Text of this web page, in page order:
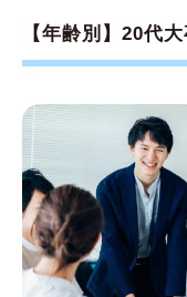
【年齢別】20代